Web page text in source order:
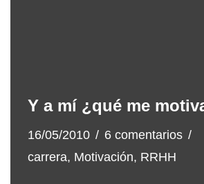
Y a mí ¿qué me
16/05/2010
6 comentarios
carrera, Motivación, RRHH